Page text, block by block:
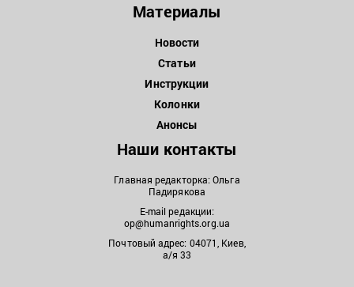
Материалы
Новости
Статьи
Инструкции
Колонки
Анонсы
Наши контакты
Главная редакторка: Ольга
Падирякова
E-mail редакции:
op@humanrights.org.ua
Почтовый адрес: 04071, Киев,
а/я 33